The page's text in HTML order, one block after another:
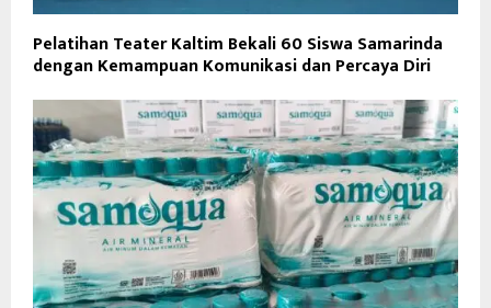
Pelatihan Teater Kaltim Bekali 60 Siswa Samarinda
dengan Kemampuan Komunikasi dan Percaya Diri